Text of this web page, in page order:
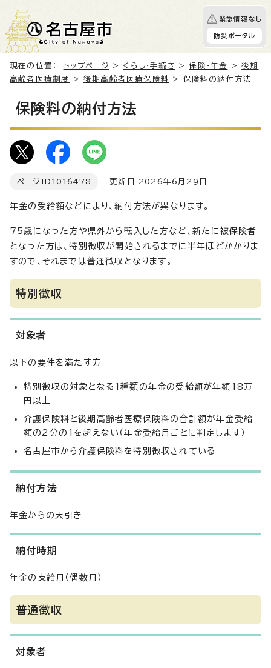
緊急情報なし
防災ポータル
現在の位置： トップページ > くらし・手続き >保険・年金 >後期
高齢者医療制度
>後期高齢者医療保険料 > 保険料の納付方法
保険料の納付方法
ページID 1016478 更新日 2026年6月29日
年金の受給額などにより、納付方法が異なります。
75歳になった方や県外から転入した方など、新たに被保険者
となった方は、特別徴収が開始されるまでに半年ほどかかりま
すので、それまでは普通徴収となります。
特別徴収
対象者
以下の要件を満たす方
特別徴収の対象となる1種類の年金の受給額が年額18万
円以上
介護保険料と後期高齢者医療保険料の合計額が年金受給
額の2分の1を超えない（年金受給月ごとに判定します）
名古屋市から介護保険料を特別徴収されている
納付方法
年金からの天引き
納付時期
年金の支給月（偶数月）
普通徴収
対象者